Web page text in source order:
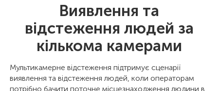
Виявлення та
відстеження людей за
кількома камерами
Мультикамерне відстеження підтримує сценарії
виявлення та відстеження людей, коли операторам
потрібно бачити поточне місцезнаходження людини в